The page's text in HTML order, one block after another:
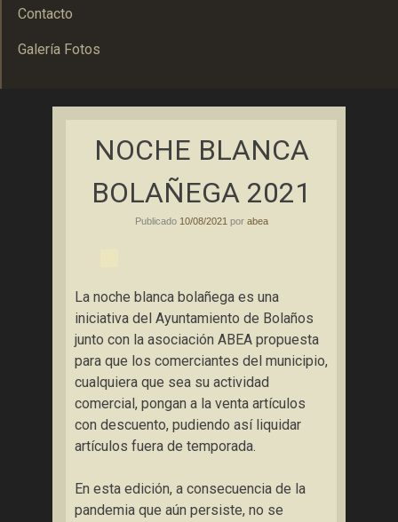
Contacto
Galería Fotos
ABEA
NOCHE BLANCA
BOLAÑEGA 2021
Publicado 10/08/2021 por abea
La noche blanca bolañega es una
iniciativa del Ayuntamiento de Bolaños
junto con la asociación ABEA propuesta
para que los comerciantes del municipio,
cualquiera que sea su actividad
comercial, pongan a la venta artículos
con descuento, pudiendo así liquidar
artículos fuera de temporada.
En esta edición, a consecuencia de la
pandemia que aún persiste, no se